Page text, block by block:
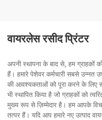
वायरलेस रसीद प्रिंटर
अपनी स्थापना के बाद से, हम ग्राहकों
हैं। हमारे पेशेवर कर्मचारी सबसे उन्नत
की आवश्यकताओं को पूरा करने के लिए
भी स्थापित किया है जो ग्राहकों को
मुख्य रूप से ज़िम्मेदार है। हम आपके
तत्पर हैं। यदि आप हमारे नए उत्पाद